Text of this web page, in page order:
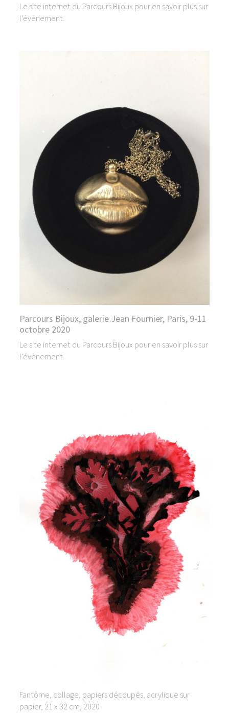
Le site internet du Parcours Bijoux pour en savoir plus sur
l’évènement.
Parcours Bijoux, galerie Jean Fournier, Paris, 9-11
octobre 2020
Le site internet du Parcours Bijoux pour en savoir plus sur
l’évènement.
Fantôme, collage, papiers découpés, acrylique sur
papier, 21 x 32 cm, 2020